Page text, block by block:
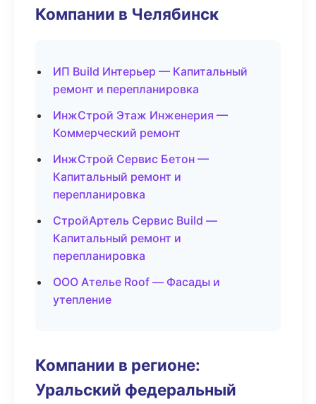
Компании в Челябинск
ИП Build Интерьер — Капитальный
ремонт и перепланировка
ИнжСтрой Этаж Инженерия —
Коммерческий ремонт
ИнжСтрой Сервис Бетон —
Капитальный ремонт и
перепланировка
СтройАртель Сервис Build —
Капитальный ремонт и
перепланировка
ООО Ателье Roof — Фасады и
утепление
Компании в регионе:
Уральский федеральный